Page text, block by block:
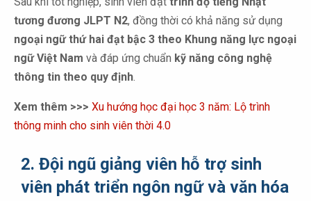
tương đương JLPT N2, đồng thời có khả năng sử dụng
ngoại ngữ thứ hai đạt bậc 3 theo Khung năng lực ngoại
ngữ Việt Nam và đáp ứng chuẩn kỹ năng công nghệ
thông tin theo quy định.
Xem thêm >>> Xu hướng học đại học 3 năm: Lộ trình
thông minh cho sinh viên thời 4.0
2. Đội ngũ giảng viên hỗ trợ sinh
viên phát triển ngôn ngữ và văn hóa